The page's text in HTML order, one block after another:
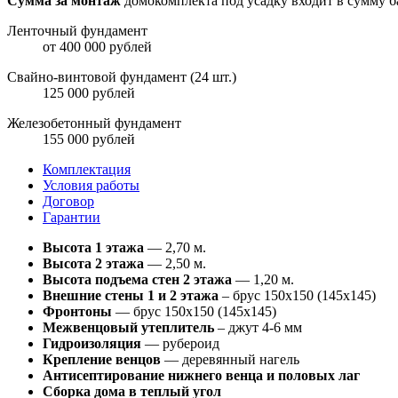
Ленточный фундамент
от 400 000 рублей
Свайно-винтовой фундамент (24 шт.)
125 000 рублей
Железобетонный фундамент
155 000 рублей
Комплектация
Условия работы
Договор
Гарантии
Высота 1 этажа — 2,70 м.
Высота 2 этажа — 2,50 м.
Высота подъема стен 2 этажа — 1,20 м.
Внешние стены 1 и 2 этажа – брус 150х150 (145х145)
Фронтоны — брус 150х150 (145х145)
Межвенцовый утеплитель – джут 4-6 мм
Гидроизоляция — рубероид
Крепление венцов — деревянный нагель
Антисептирование нижнего венца и половых лаг
Сборка дома в теплый угол